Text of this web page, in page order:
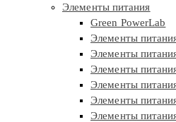
Элементы питания
Green PowerLab
Элементы
Элементы
Элементы
Элементы
Элементы
Элементы